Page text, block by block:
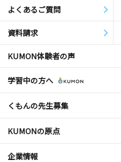
よくあるご質問
資料請求
KUMON体験者の声
学習中の方へ
くもんの先生募集
KUMONの原点
企業情報